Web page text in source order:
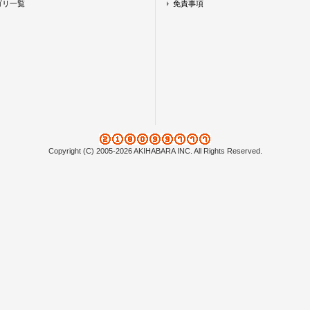
リ一覧 免責事項
Copyright (C) 2005-2026 AKIHABARA INC. All Rights Reserved.